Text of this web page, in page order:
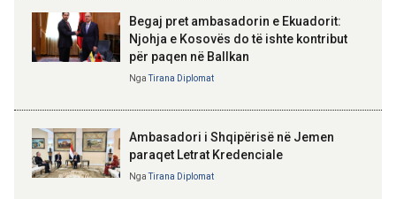
Trump për siguri të përbashkët
09:19 08-08-2026
Peizazhe magjike nga lumi Vjosa
Begaj pret ambasadorin e Ekuadorit:
Njohja e Kosovës do të ishte kontribut
për paqen në Ballkan
NgaTirana Diplomat
Ambasadori i Shqipërisë në Jemen
paraqet Letrat Kredenciale
NgaTirana Diplomat